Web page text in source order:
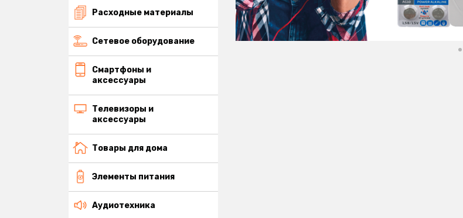
Расходные материалы
Сетевое оборудование
Смартфоны и
аксессуары
Телевизоры и
аксессуары
Товары для дома
Элементы питания
Аудиотехника